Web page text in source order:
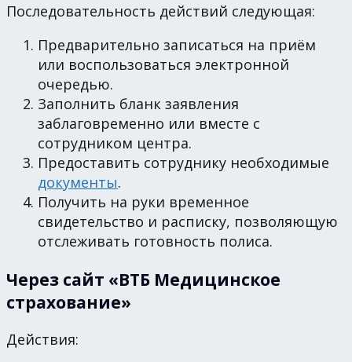
Последовательность действий следующая:
Предварительно записаться на приём
или воспользоваться электронной
очередью.
Заполнить бланк заявления
заблаговременно или вместе с
сотрудником центра.
Предоставить сотруднику необходимые
документы.
Получить на руки временное
свидетельство и расписку, позволяющую
отслеживать готовность полиса.
Через сайт «ВТБ Медицинское
страхование»
Действия: